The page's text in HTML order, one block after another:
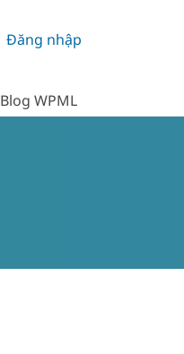
Đăng nhập
Blog WPML